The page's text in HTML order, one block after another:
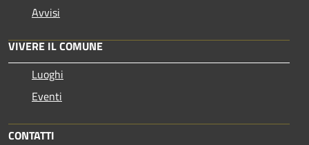
Avvisi
VIVERE IL COMUNE
Luoghi
Eventi
CONTATTI